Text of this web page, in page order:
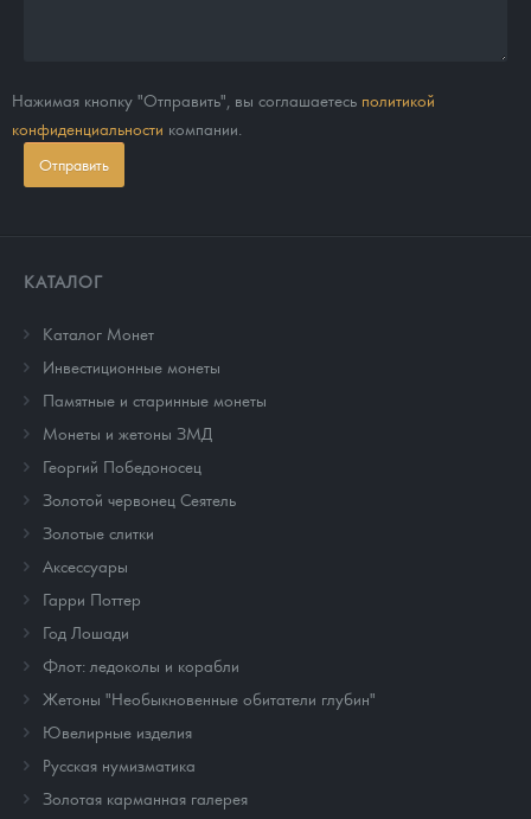
Нажимая кнопку "Отправить", вы соглашаетесь политикой
конфиденциальности компании.
Отправить
КАТАЛОГ
Каталог Монет
Инвестиционные монеты
Памятные и старинные монеты
Монеты и жетоны ЗМД
Георгий Победоносец
Золотой червонец Сеятель
Золотые слитки
Аксессуары
Гарри Поттер
Год Лошади
Флот: ледоколы и корабли
Жетоны "Необыкновенные обитатели глубин"
Ювелирные изделия
Русская нумизматика
Золотая карманная галерея